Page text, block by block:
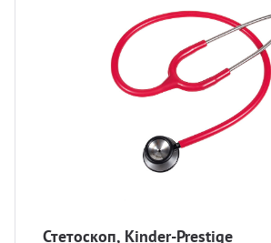
покупателю
Стетоскоп, Kinder-Prestige